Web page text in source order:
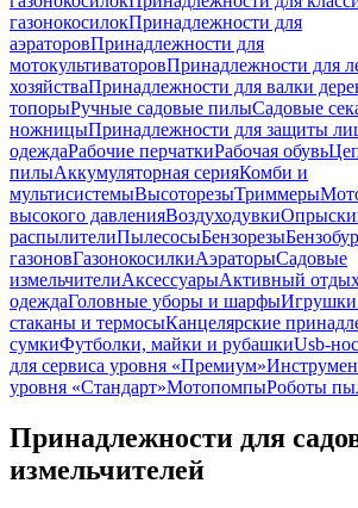
газонокосилокПринадлежности для
аэраторовПринадлежности для
мотокультиваторовПринадлежности для
хозяйстваПринадлежности для валки
топорыРучные садовые пилыСадовые
ножницыПринадлежности для защиты
одеждаРабочие перчаткиРабочая обувь
пилыАккумуляторная серияКомби и
мультисистемыВысоторезыТриммеры
высокого давленияВоздуходувки
распылителиПылесосыБензорезы
газоновГазонокосилкиАэраторыСадовые
измельчителиАксессуарыАктивный
одеждаГоловные уборы и шарфыИгрушки
стаканы и термосыКанцелярские
сумкиФутболки, майки и рубашкиUsb-
для сервиса уровня «Премиум»
уровня «Стандарт»МотопомпыРоботы
Принадлежности для
измельчителей